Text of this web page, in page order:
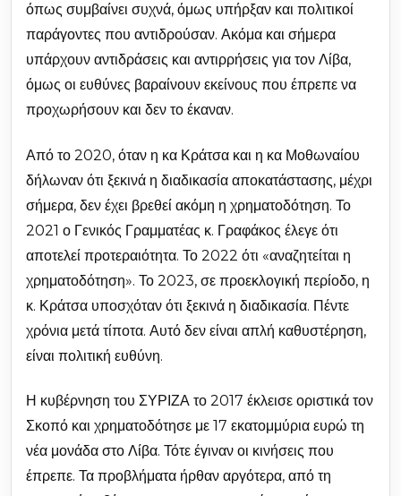
όπως συμβαίνει συχνά, όμως υπήρξαν και πολιτικοί
παράγοντες που αντιδρούσαν. Ακόμα και σήμερα
υπάρχουν αντιδράσεις και αντιρρήσεις για τον Λίβα,
όμως οι ευθύνες βαραίνουν εκείνους που έπρεπε να
προχωρήσουν και δεν το έκαναν.
Από το 2020, όταν η κα Κράτσα και η κα Μοθωναίου
δήλωναν ότι ξεκινά η διαδικασία αποκατάστασης, μέχρι
σήμερα, δεν έχει βρεθεί ακόμη η χρηματοδότηση. Το
2021 ο Γενικός Γραμματέας κ. Γραφάκος έλεγε ότι
αποτελεί προτεραιότητα. Το 2022 ότι «αναζητείται η
χρηματοδότηση». Το 2023, σε προεκλογική περίοδο, η
κ. Κράτσα υποσχόταν ότι ξεκινά η διαδικασία. Πέντε
χρόνια μετά τίποτα. Αυτό δεν είναι απλή καθυστέρηση,
είναι πολιτική ευθύνη.
Η κυβέρνηση του ΣΥΡΙΖΑ το 2017 έκλεισε οριστικά τον
Σκοπό και χρηματοδότησε με 17 εκατομμύρια ευρώ τη
νέα μονάδα στο Λίβα. Τότε έγιναν οι κινήσεις που
έπρεπε. Τα προβλήματα ήρθαν αργότερα, από τη